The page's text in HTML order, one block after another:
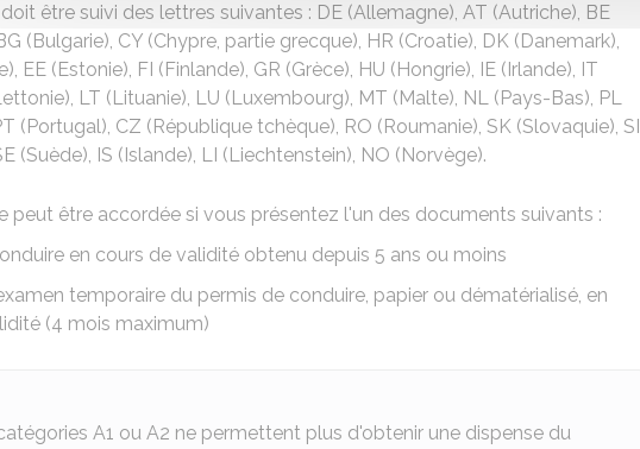
être suivi des lettres suivantes : DE (Allemagne), AT (Autriche), BE
(Bulgarie), CY (Chypre, partie grecque), HR (Croatie), DK (Danemark),
EE (Estonie), FI (Finlande), GR (Grèce), HU (Hongrie), IE (Irlande), IT
LT (Lituanie), LU (Luxembourg), MT (Malte), NL (Pays-Bas), PL
(Portugal), CZ (République tchèque), RO (Roumanie), SK (Slovaquie), SI
(Suède), IS (Islande), LI (Liechtenstein), NO (Norvège).
peut être accordée si vous présentez l'un des documents suivants :
en cours de validité obtenu depuis 5 ans ou moins
temporaire du permis de conduire, papier ou dématérialisé, en
(4 mois maximum)
A1 ou A2 ne permettent plus d'obtenir une dispense du